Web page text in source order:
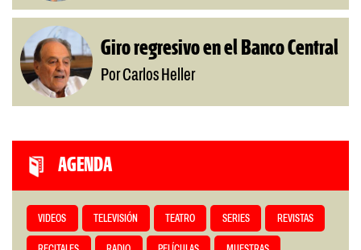
Giro regresivo en el Banco Central
Por Carlos Heller
AGENDA
VIDEOS TELEVISIÓN TEATRO SERIES REVISTAS